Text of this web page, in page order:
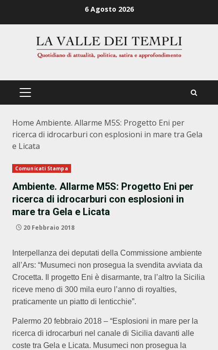
6 Agosto 2026
PRIMÄRES
Home Ambiente. Allarme M5S: Progetto Eni per
ricerca di idrocarburi con esplosioni in mare tra Gela
e Licata
Comunicati Stampa
Ambiente. Allarme M5S: Progetto Eni per
ricerca di idrocarburi con esplosioni in
mare tra Gela e Licata
20 Febbraio 2018
Interpellanza dei deputati della Commissione ambiente
all’Ars: “Musumeci non prosegua la svendita avviata da
Crocetta. Il progetto Eni è disarmante, tra l’altro la Sicilia
riceve meno di 300 mila euro l’anno di royalties,
praticamente un piatto di lenticchie”.
Palermo 20 febbraio 2018 – “Esplosioni in mare per la
ricerca di idrocarburi nel canale di Sicilia davanti alle
coste tra Gela e Licata. Musumeci non prosegua la